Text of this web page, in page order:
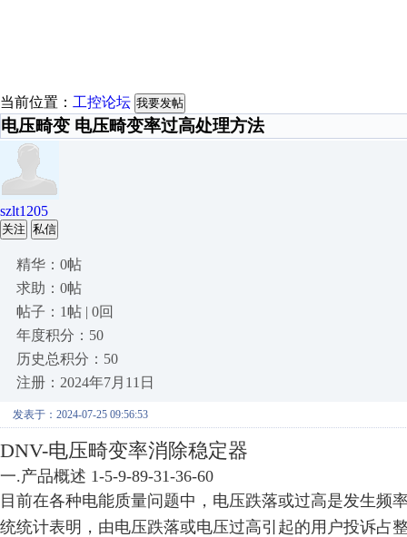
当前位置： 工控论坛 我要发帖
电压畸变 电压畸变率过高处理方法
szlt1205
关注 私信
精华：0帖
求助：0帖
帖子：1帖 | 0回
年度积分：50
历史总积分：50
注册：2024年7月11日
发表于：2024-07-25 09:56:53
DNV-电压畸变率消除稳定器
一.产品概述 1-5-9-89-31-36-60
目前在各种电能质量问题中，电压跌落或过高是发生频
统统计表明，由电压跌落或电压过高引起的用户投诉占